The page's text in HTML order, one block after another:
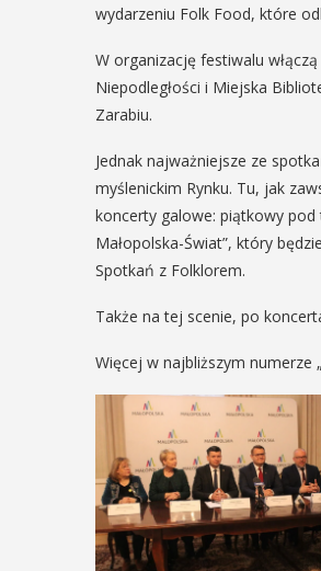
wydarzeniu Folk Food, które
W organizację festiwalu
Niepodległości i Miejska
Zarabiu.
Jednak najważniejsze ze
myślenickim Rynku. Tu, jak
koncerty galowe: piątkowy pod
Małopolska-Świat”, który
Spotkań z Folklorem.
Także na tej scenie, po
Więcej w najbliższym numerze
organizowane przez